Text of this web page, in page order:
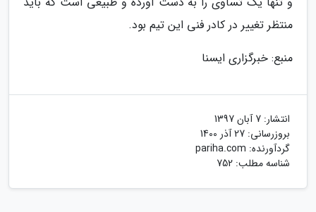
منتظر تغییر در کادر فنی این تیم بود.
منبع: خبرگزاری ایسنا
انتشار: 7 آبان 1397
بروزرسانی: 27 آذر 1400
گردآورنده: pariha.com
شناسه مطلب: 752